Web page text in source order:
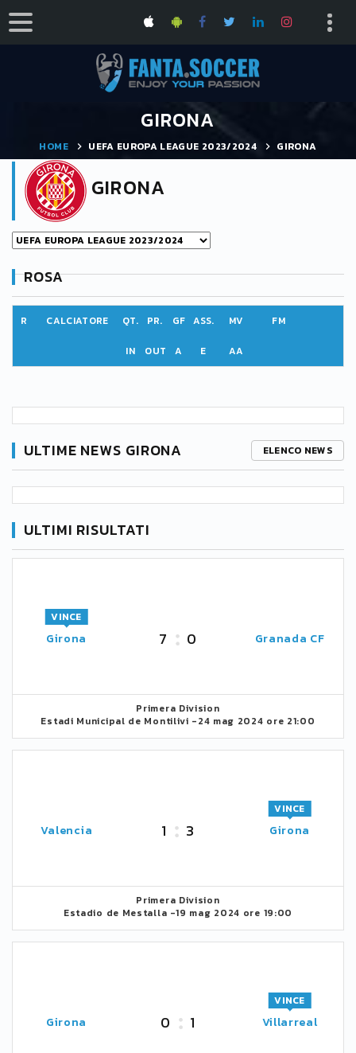
GIRONA
HOME UEFA EUROPA LEAGUE 2023/2024 GIRONA
GIRONA
ROSA
R CALCIATORE QT. PR. GF ASS. MV FM
IN OUT A E AA
ULTIME NEWS GIRONA ELENCO NEWS
ULTIMI RISULTATI
Girona
VINCE
7 0 Granada CF
Primera Division
Estadi Municipal de Montilivi -24 mag 2024 ore 21:00
Valencia 1 3 Girona
VINCE
Primera Division
Estadio de Mestalla -19 mag 2024 ore 19:00
Girona 0 1 Villarreal
VINCE